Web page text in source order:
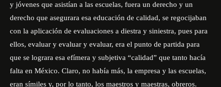
y jóvenes que asistían a las escuelas, fuera un derecho y un
derecho que asegurara esa educación de calidad, se regocijaban
con la aplicación de evaluaciones a diestra y siniestra, pues para
ellos, evaluar y evaluar y evaluar, era el punto de partida para
que se lograra esa efímera y subjetiva “calidad” que tanto hacía
falta en México. Claro, no había más, la empresa y las escuelas,
eran símiles y, por lo tanto, los maestros y maestras, obreros.